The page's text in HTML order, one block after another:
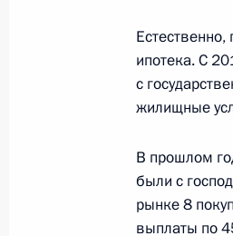
29 ноября 2019
Совещание
в ходе
ипотека. С
с
жилищные
В прошлом
были с
рынке 8
выплаты по